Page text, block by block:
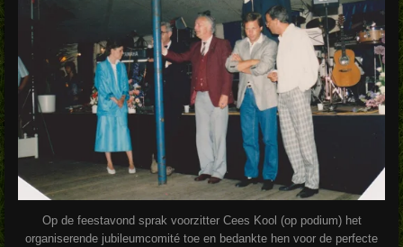
Op de feestavond sprak voorzitter Cees Kool (op podium) het
organiserende jubileumcomité toe en bedankte hen voor de perfecte